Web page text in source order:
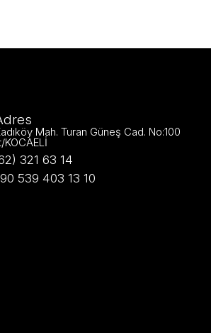
Mah. Turan Güneş Cad. No:100
KOCAELİ
321 63 14
539 403 13 10